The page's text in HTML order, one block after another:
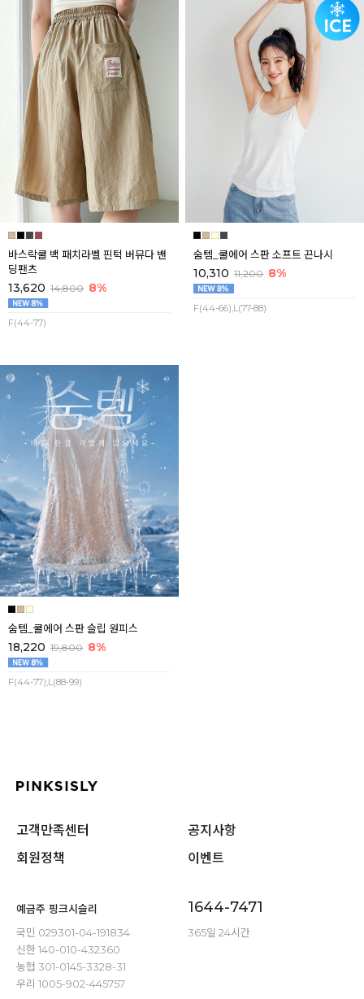
바스락쿨 백 패치라벨 핀턱 버뮤다 밴
딩팬츠
13,620 14,800 8%
F(44-77)
숨템_쿨에어 스판 소프트 끈나시
10,310 11,200 8%
F(44-66),L(77-88)
숨템_쿨에어 스판 슬립 원피스
18,220 19,800 8%
F(44-77),L(88-99)
고객만족센터
공지사항
회원정책
이벤트
예금주 핑크시슬리
국민 029301-04-191834
신한 140-010-432360
농협 301-0145-3328-31
우리 1005-902-445757
1644-7471
365일 24시간